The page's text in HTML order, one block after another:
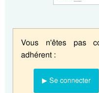
Vous n'êtes pas
adhérent :
▶ Se connecter